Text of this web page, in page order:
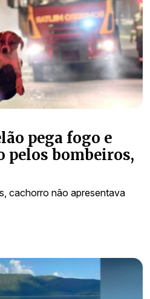
pega fogo e
pelos bombeiros,
cachorro não apresentava